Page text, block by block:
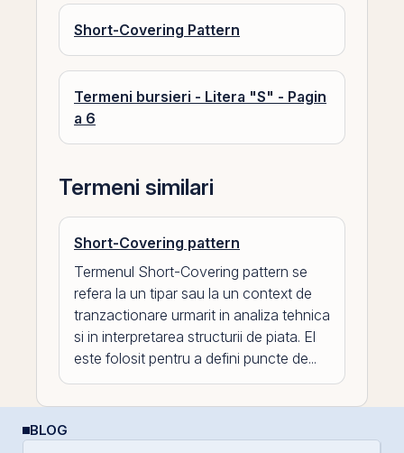
Short-Covering Pattern
Termeni bursieri - Litera "S" - Pagin
a 6
Termeni similari
Short-Covering pattern
Termenul Short-Covering pattern se
refera la un tipar sau la un context de
tranzactionare urmarit in analiza tehnica
si in interpretarea structurii de piata. El
este folosit pentru a defini puncte de...
BLOG